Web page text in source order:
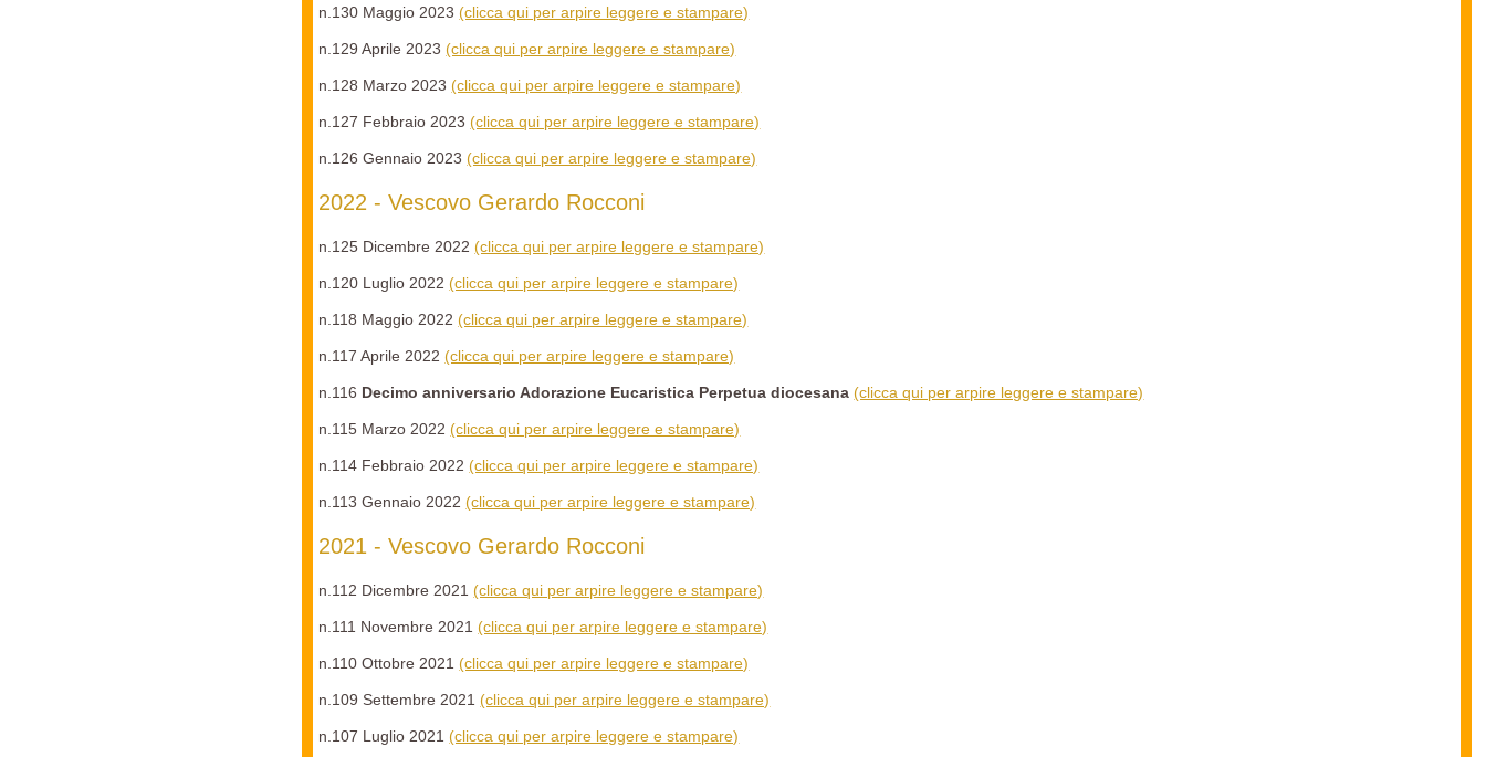
n.130 Maggio 2023(clicca qui per arpire leggere e stampare)
n.129 Aprile 2023(clicca qui per arpire leggere e stampare)
n.128 Marzo 2023(clicca qui per arpire leggere e stampare)
n.127 Febbraio 2023(clicca qui per arpire leggere e stampare)
n.126 Gennaio 2023(clicca qui per arpire leggere e stampare)
2022 - Vescovo Gerardo Rocconi
n.125 Dicembre 2022(clicca qui per arpire leggere e stampare)
n.120 Luglio 2022(clicca qui per arpire leggere e stampare)
n.118 Maggio 2022(clicca qui per arpire leggere e stampare)
n.117 Aprile 2022(clicca qui per arpire leggere e stampare)
n.116 Decimo anniversario Adorazione Eucaristica Perpetua diocesana(clicca qui per arpire leggere e stampare)
n.115 Marzo 2022(clicca qui per arpire leggere e stampare)
n.114 Febbraio 2022(clicca qui per arpire leggere e stampare)
n.113 Gennaio 2022(clicca qui per arpire leggere e stampare)
2021 - Vescovo Gerardo Rocconi
n.112 Dicembre 2021(clicca qui per arpire leggere e stampare)
n.111 Novembre 2021(clicca qui per arpire leggere e stampare)
n.110 Ottobre 2021(clicca qui per arpire leggere e stampare)
n.109 Settembre 2021(clicca qui per arpire leggere e stampare)
n.107 Luglio 2021(clicca qui per arpire leggere e stampare)